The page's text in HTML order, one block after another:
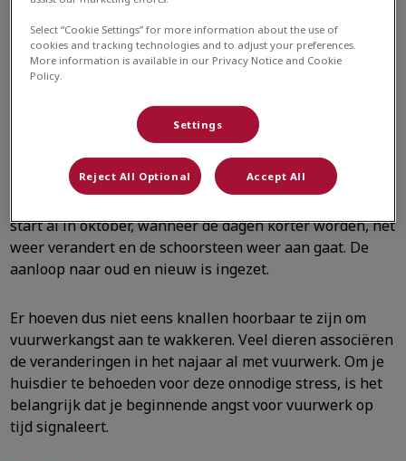
Vuurwerkangst bij hond of kat:
In het najaar breekt er voor veel honden en katten een
stressvolle periode aan.Meer dan de helft
van alle
start al in oktober, wanneer de dagen korter worden, het
weer verandert en de schoorsteen weer aan gaat. De
aanloop naar oud en nieuw is ingezet.
Er hoeven dus niet eens knallen hoorbaar te zijn om
vuurwerkangst aan te wakkeren. Veel dieren associëren
de veranderingen in het najaar al met vuurwerk. Om je
huisdier te behoeden voor deze onnodige stress, is het
belangrijk dat je beginnende angst voor vuurwerk op
tijd signaleert.
Select “Cookie Settings” for more information about the use of
cookies and tracking technologies and to adjust your preferences.
More information is available in our Privacy Notice and Cookie
Policy.
Settings
Reject All Optional Accept All